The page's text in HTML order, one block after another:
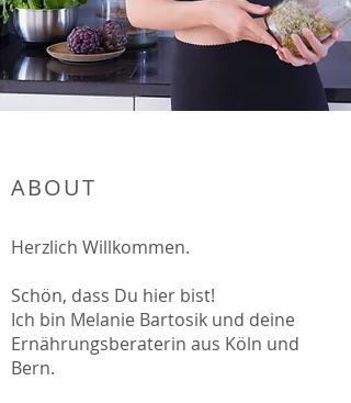
ABOUT
Herzlich Willkommen.
Schön, dass Du hier bist!
Ich bin Melanie Bartosik und deine
Ernährungsberaterin aus Köln und
Bern.